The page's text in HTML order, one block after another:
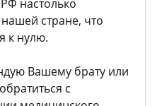
настолько
стране, что
к нулю.
Вашему брату или
с